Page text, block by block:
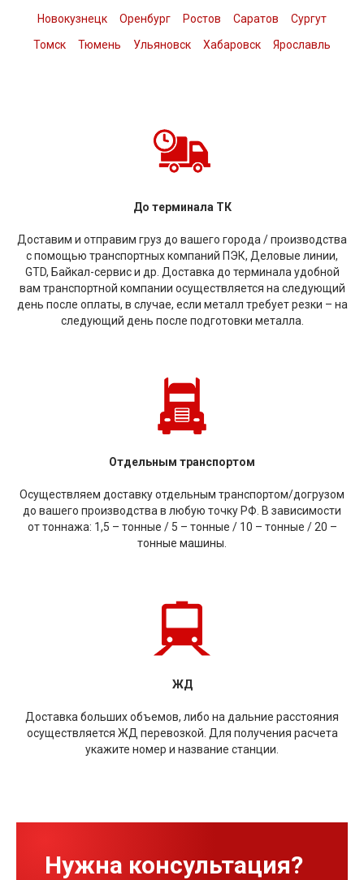
Новокузнецк
Оренбург Ростов Саратов
Сургут
Томск
Тюмень Ульяновск Хабаровск Ярославль
До терминала ТК
Доставим и отправим груз до вашего города / производства
с помощью транспортных компаний ПЭК, Деловые линии,
GTD, Байкал-сервис и др. Доставка до терминала удобной
вам транспортной компании осуществляется на следующий
день после оплаты, в случае, если металл требует резки – на
следующий день после подготовки металла.
Отдельным транспортом
Осуществляем доставку отдельным транспортом/догрузом
до вашего производства в любую точку РФ. В зависимости
от тоннажа: 1,5 – тонные / 5 – тонные / 10 – тонные / 20 –
тонные машины.
ЖД
Доставка больших объемов, либо на дальние расстояния
осуществляется ЖД перевозкой. Для получения расчета
укажите номер и название станции.
Нужна консультация?